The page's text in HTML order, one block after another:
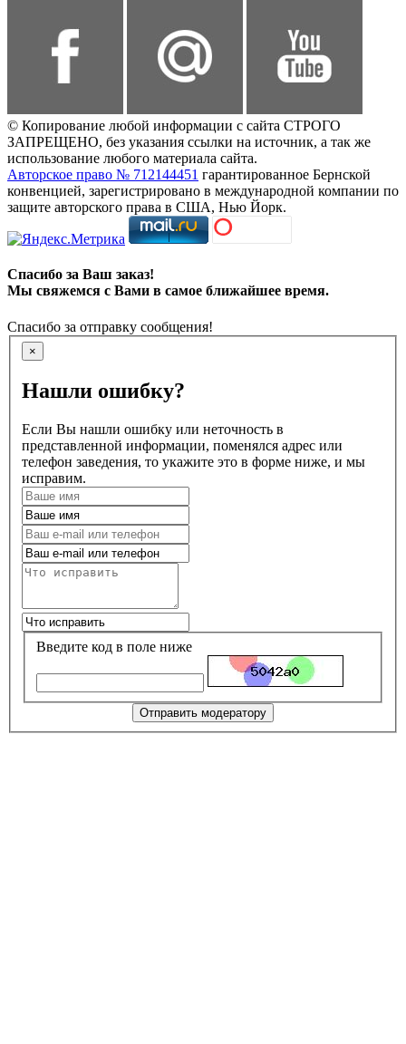
© Копирование любой информации с сайта СТРОГО
ЗАПРЕЩЕНО, без указания ссылки на источник, а так же
использование любого материала сайта.
Авторское право № 712144451 гарантированное Бернской
конвенцией, зарегистрировано в международной компании по
защите авторского права в США, Нью Йорк.
Спасибо за Ваш заказ!
Мы свяжемся с Вами в самое ближайшее время.
Спасибо за отправку сообщения!
×
Нашли ошибку?
Если Вы нашли ошибку или неточность в
представленной информации, поменялся адрес или
телефон заведения, то укажите это в форме ниже, и мы
исправим.
Введите код в поле ниже
Отправить модератору